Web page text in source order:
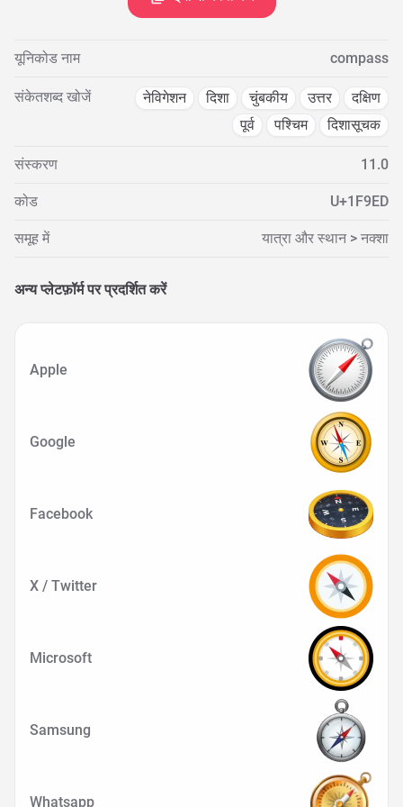
यूनिकोड नाम compass
संकेतशब्द खोजें नेविगेशन दिशा चुंबकीय उत्तर
दक्षिण
पूर्व
पश्चिम दिशासूचक
संस्करण 11.0
कोड U+1F9ED
समूह में यात्रा और स्थान > नक्शा
अन्य प्लेटफ़ॉर्म पर प्रदर्शित करें
Apple
Google
Facebook
X / Twitter
Microsoft
Samsung
Whatsapp